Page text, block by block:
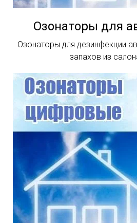
Озонаторы для
Озонаторы для дезинфекции
запахов из